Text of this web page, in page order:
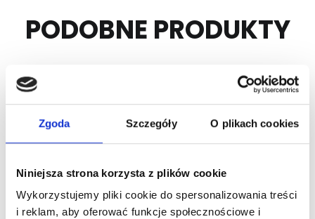
Zgoda Szczegóły O plikach cookies
Niniejsza strona korzysta z plików cookie
Wykorzystujemy pliki cookie do spersonalizowania treści
i reklam, aby oferować funkcje społecznościowe i
PODOBNE PRODUKTY
Nr Art.:875073 Nr Art.:134283